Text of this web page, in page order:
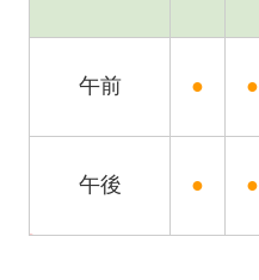
午前 ● ●
午後 ● ●